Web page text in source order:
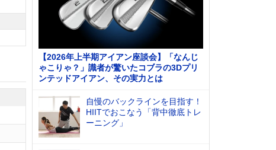
【2026年上半期アイアン座談会】「なんじ
ゃこりゃ？」識者が驚いたコブラの3Dプリ
ンテッドアイアン、その実力とは
自慢のバックラインを目指す！
HIITでおこなう「背中徹底トレ
ーニング」